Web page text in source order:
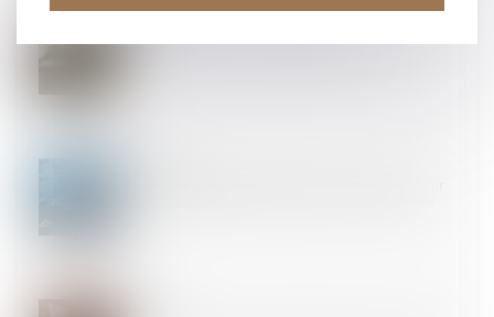
Limites à la mise à la retraite d'office